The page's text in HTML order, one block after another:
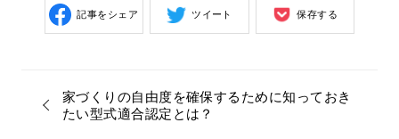
記事をシェア ツイート 保存する
家づくりの自由度を確保するために知っておき
たい型式適合認定とは？